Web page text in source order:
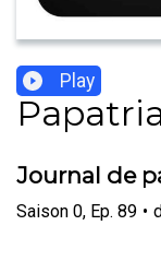
Play
Journal de
Saison 0, Ep. 89 •